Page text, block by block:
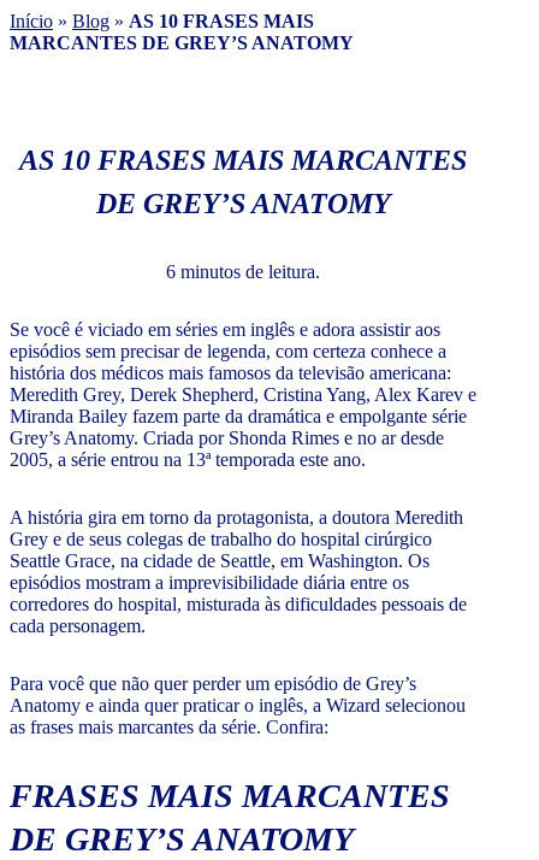
Início » Blog » AS 10 FRASES MAIS
MARCANTES DE GREY’S ANATOMY
AS 10 FRASES MAIS MARCANTES
DE GREY’S ANATOMY
6 minutos de leitura.
Se você é viciado em séries em inglês e adora assistir aos
episódios sem precisar de legenda, com certeza conhece a
história dos médicos mais famosos da televisão americana:
Meredith Grey, Derek Shepherd, Cristina Yang, Alex Karev e
Miranda Bailey fazem parte da dramática e empolgante série
Grey’s Anatomy. Criada por Shonda Rimes e no ar desde
2005, a série entrou na 13ª temporada este ano.
A história gira em torno da protagonista, a doutora Meredith
Grey e de seus colegas de trabalho do hospital cirúrgico
Seattle Grace, na cidade de Seattle, em Washington. Os
episódios mostram a imprevisibilidade diária entre os
corredores do hospital, misturada às dificuldades pessoais de
cada personagem.
Para você que não quer perder um episódio de Grey’s
Anatomy e ainda quer praticar o inglês, a Wizard selecionou
as frases mais marcantes da série. Confira:
FRASES MAIS MARCANTES
DE GREY’S ANATOMY